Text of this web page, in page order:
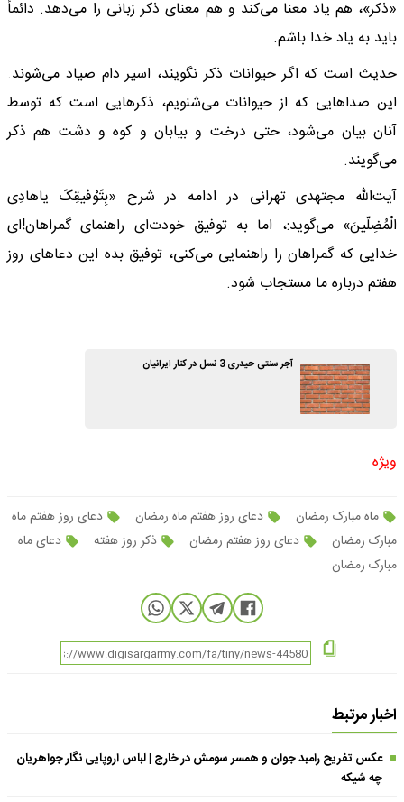
«ذکر»، هم یاد معنا می‌کند و هم معنای ذکر زبانی را می‌دهد. دائماً
باید به یاد خدا باشم.
حدیث است که اگر حیوانات ذکر نگویند، اسیر دام صیاد می‌شوند.
این صدا‌هایی که از حیوانات می‌شنویم، ذکر‌هایی است که توسط
آنان بیان می‌شود، حتی درخت و بیابان و کوه و دشت هم ذکر
می‌گویند.
آیت‌الله مجتهدی تهرانی در ادامه در شرح «بِتَوْفیقِکَ یاهادِی
الْمُضِلّینَ» می‌گوید:، اما به توفیق خودت‌ای راهنمای گمراهان!‌ای
خدایی که گمراهان را راهنمایی می‌کنی، توفیق بده این دعا‌های روز
هفتم درباره ما مستجاب شود.
آجر سنتی حیدری 3 نسل در کنار ایرانیان
ویژه
ماه مبارک رمضان دعای روز هفتم ماه رمضان
دعای روز هفتم ماه
مبارک رمضان
دعای روز هفتم رمضان ذکر روز هفته
دعای ماه
مبارک رمضان
اخبار مرتبط
عکس تفریح رامبد جوان و همسر سومش در خارج | لباس اروپایی نگار جواهریان
چه شیکه